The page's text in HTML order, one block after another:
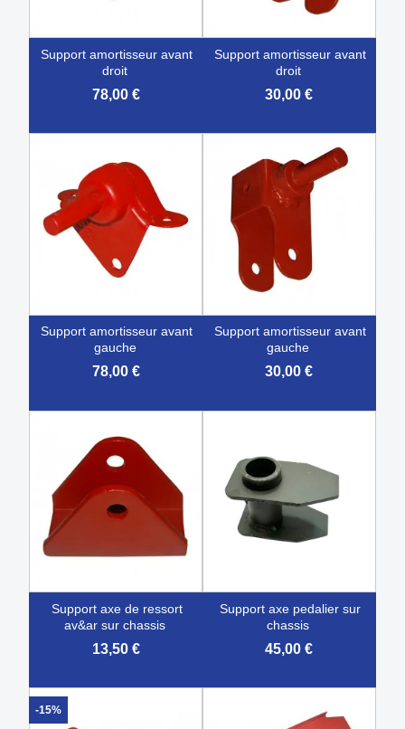
support amortisseur avant
droit
78,00 €
support amortisseur avant
droit
30,00 €
support amortisseur avant
gauche
78,00 €
support amortisseur avant
gauche
30,00 €
support axe de ressort
av&ar sur chassis
13,50 €
support axe pedalier sur
chassis
45,00 €
-15%